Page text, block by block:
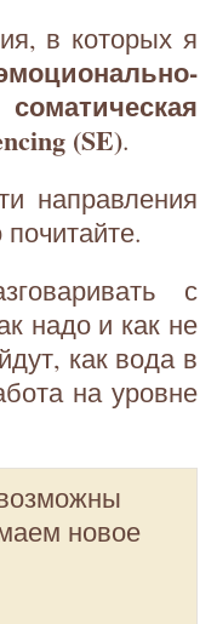
в которых я
соматическая
(SE).
направления
с
надо и как не
как вода в
на уровне
новое